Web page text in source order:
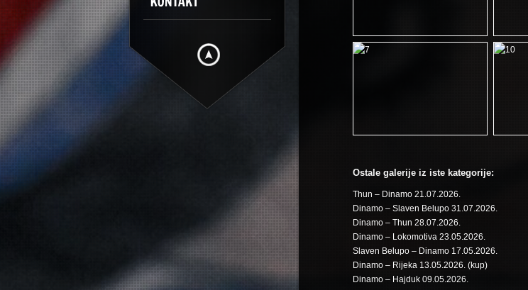
Ostale galerije iz iste kategorije:
Thun – Dinamo 21.07.2026.
Dinamo – Slaven Belupo 31.07.2026.
Dinamo – Thun 28.07.2026.
Dinamo – Lokomotiva 23.05.2026.
Slaven Belupo – Dinamo 17.05.2026.
Dinamo – Rijeka 13.05.2026. (kup)
Dinamo – Hajduk 09.05.2026.